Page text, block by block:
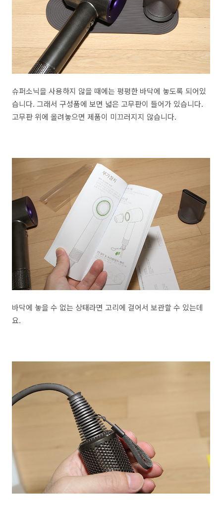
슈퍼소닉을 사용하지 않을 때에는 평평한 바닥에 놓도록 되어있
습니다. 그래서 구성품에 보면 넓은 고무판이 들어가 있습니다.
고무판 위에 올려놓으면 제품이 미끄러지지 않습니다.
바닥에 놓을 수 없는 상태라면 고리에 걸어서 보관할 수 있는데
요.